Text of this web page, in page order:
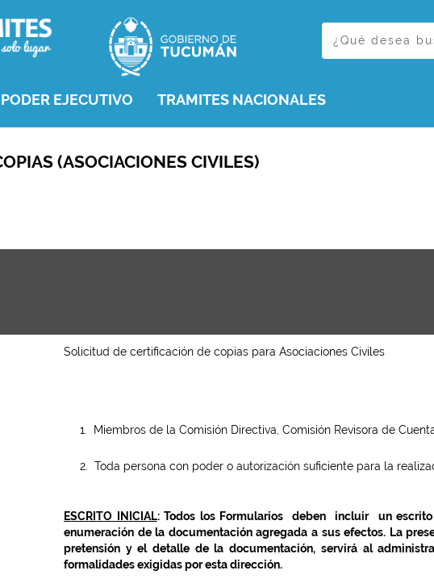
PODER EJECUTIVO TRAMITES NACIONALES
(ASOCIACIONES CIVILES)
Solicitud de certificación de copias para Asociaciones Civiles
1. Miembros de la Comisión Directiva, Comisión Revisora de
2. Toda persona con poder o autorización suficiente para la
ESCRITO INICIAL: Todos los Formularios deben incluir un
enumeración de la documentación agregada a sus efectos. La
pretensión y el detalle de la documentación, servirá al
formalidades exigidas por esta dirección.